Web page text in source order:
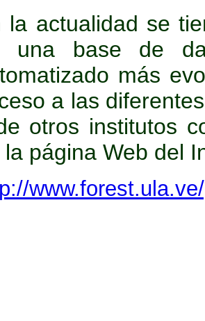
la actualidad se
una base de
más
a las
otros institutos
la página Web del